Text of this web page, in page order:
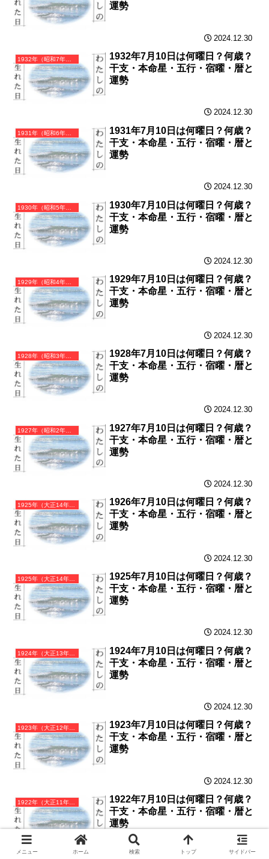
運勢
2024.12.30
1932年（昭和7年）壬申（みずのえさる）・申年（さる年）カレンダー（月曜はじまり）
1932年7月10日は何曜日？何歳？
干支・本命星・五行・宿曜・暦と
運勢
2024.12.30
1931年（昭和6年）辛未（かのとひつじ）・未年（ひつじ年）カレンダー（月曜はじまり）
1931年7月10日は何曜日？何歳？
干支・本命星・五行・宿曜・暦と
運勢
2024.12.30
1930年（昭和5年）庚午（かのえうま）・午年（うま年）カレンダー（月曜はじまり）
1930年7月10日は何曜日？何歳？
干支・本命星・五行・宿曜・暦と
運勢
2024.12.30
1929年（昭和4年）己巳（つちのとみ）・巳年（へび年）カレンダー（月曜はじまり）
1929年7月10日は何曜日？何歳？
干支・本命星・五行・宿曜・暦と
運勢
2024.12.30
1928年（昭和3年）戊辰（つちのえたつ）・辰年（たつ年）カレンダー（月曜はじまり）
1928年7月10日は何曜日？何歳？
干支・本命星・五行・宿曜・暦と
運勢
2024.12.30
1927年（昭和2年）丁卯（ひのとう）・卯年（うさぎ年）カレンダー（月曜はじまり）
1927年7月10日は何曜日？何歳？
干支・本命星・五行・宿曜・暦と
運勢
2024.12.30
1925年（大正14年）乙丑（きのとうし）・丑年（うし年）カレンダー（月曜はじまり）
1926年7月10日は何曜日？何歳？
干支・本命星・五行・宿曜・暦と
運勢
2024.12.30
1925年（大正14年）乙丑（きのとうし）・丑年（うし年）カレンダー（月曜はじまり）
1925年7月10日は何曜日？何歳？
干支・本命星・五行・宿曜・暦と
運勢
2024.12.30
1924年（大正13年）甲子（きのえね）・子年カレンダー（月曜はじまり）
1924年7月10日は何曜日？何歳？
干支・本命星・五行・宿曜・暦と
運勢
2024.12.30
1923年（大正12年）癸亥（みずのとい）・亥年カレンダー（月曜はじまり）
1923年7月10日は何曜日？何歳？
干支・本命星・五行・宿曜・暦と
運勢
2024.12.30
1922年（大正11年）壬戌（みずのえいぬ）・戌年カレンダー（月曜はじまり）
1922年7月10日は何曜日？何歳？
干支・本命星・五行・宿曜・暦と
運勢
2024.12.29
メニュー ホーム 検索 トップ サイドバー